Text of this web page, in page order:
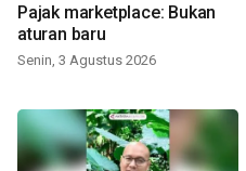
Pajak marketplace: Bukan
aturan baru
Senin, 3 Agustus 2026